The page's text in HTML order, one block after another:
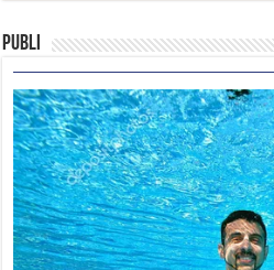
Publi